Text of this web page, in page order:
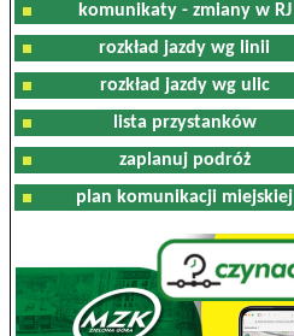
komunikaty - zmiany w RJ
rozkład jazdy wg linii
rozkład jazdy wg ulic
lista przystanków
zaplanuj podróż
plan komunikacji miejskiej